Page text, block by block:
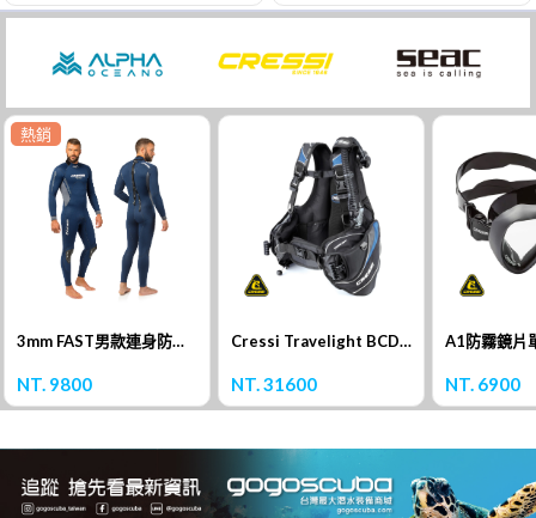
熱銷
3mm FAST男款連身防寒衣
NT. 9800
Cressi Travelight BCD 浮力背心
NT. 31600
A1防霧鏡片
NT. 6900